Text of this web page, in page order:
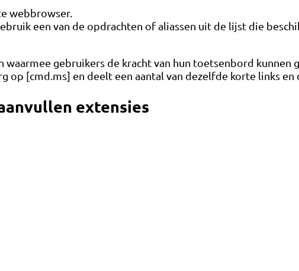
webbrowser.
een van de opdrachten of aliassen uit de lijst die
gebruikers de kracht van hun toetsenbord
op [cmd.ms] en deelt een aantal van dezelfde korte links en
extensies